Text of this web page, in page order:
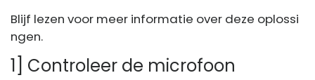
Blijf lezen voor meer informatie over deze oplossi
ngen.
1] Controleer de microfoon